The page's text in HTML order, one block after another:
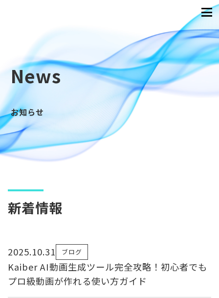
News
お知らせ
新着情報
2025.10.31 ブログ
Kaiber AI動画生成ツール完全攻略！初心者でも
プロ級動画が作れる使い方ガイド